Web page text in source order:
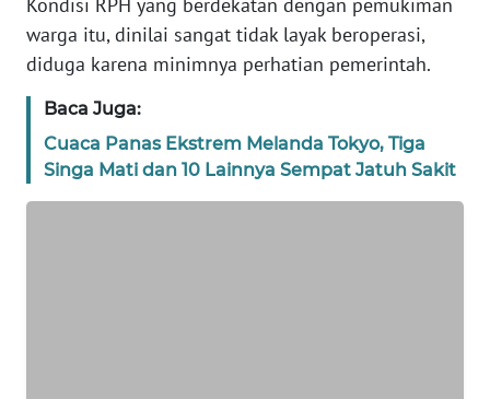
Kondisi RPH yang berdekatan dengan pemukiman
warga itu, dinilai sangat tidak layak beroperasi,
diduga karena minimnya perhatian pemerintah.
Baca Juga:
Cuaca Panas Ekstrem Melanda Tokyo, Tiga
Singa Mati dan 10 Lainnya Sempat Jatuh Sakit
KARIR
DISCLAIMER
Wahana
News
Regional